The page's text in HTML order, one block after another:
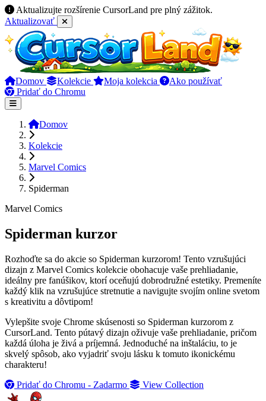
Aktualizujte rozšírenie CursorLand pre plný zážitok.
Aktualizovať
Domov Kolekcie Moja kolekcia
Ako používať
Pridať do Chromu
Domov
Kolekcie
Marvel Comics
Spiderman
Marvel Comics
Spiderman kurzor
Rozhoďte sa do akcie so Spiderman kurzorom! Tento vzrušujúci
dizajn z Marvel Comics kolekcie obohacuje vaše prehliadanie,
ideálny pre fanúšikov, ktorí oceňujú dobrodružné estetiky. Premeníte
každý klik na vzrušujúce stretnutie a navigujte svojím online svetom
s kreativitu a dôvtipom!
Vylepšite svoje Chrome skúsenosti so Spiderman kurzorom z
CursorLand. Tento pútavý dizajn oživuje vaše prehliadanie, pričom
každá úloha je živá a príjemná. Jednoduché na inštaláciu, to je
skvelý spôsob, ako vyjadriť svoju lásku k tomuto ikonickému
charakteru!
Pridať do Chromu - Zadarmo
View Collection